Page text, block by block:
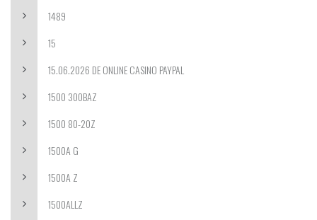
1489
15
15.06.2026 DE ONLINE CASINO PAYPAL
1500 300BAZ
1500 80-20Z
1500A G
1500A Z
1500ALLZ